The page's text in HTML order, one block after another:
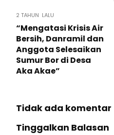
2 TAHUN LALU
“Mengatasi Krisis Air
Bersih, Danramil dan
Anggota Selesaikan
Sumur Bor di Desa
Aka Akae”
Tidak ada komentar
Tinggalkan Balasan